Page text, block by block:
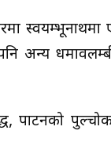
अन्य
पाटनको